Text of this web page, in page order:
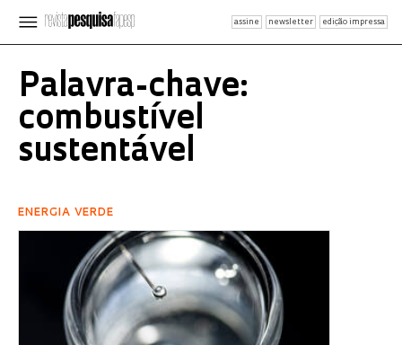
assine newsletter edição impressa
Palavra-chave:
combustível
sustentável
ENERGIA VERDE